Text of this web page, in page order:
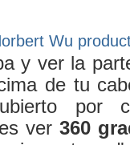
Wu
y ver la
de tu
por
ver 360